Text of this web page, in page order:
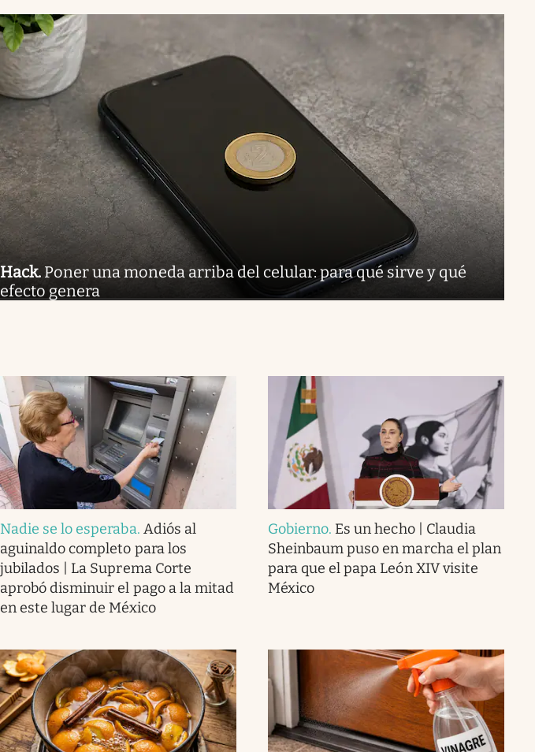
Hack. Poner una moneda arriba del celular: para qué sirve y qué
efecto genera
Nadie se lo esperaba. Adiós al
aguinaldo completo para los
jubilados | La Suprema Corte
aprobó disminuir el pago a la mitad
en este lugar de México
Gobierno. Es un hecho | Claudia
Sheinbaum puso en marcha el plan
para que el papa León XIV visite
México